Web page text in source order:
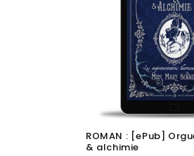
ROMAN : [ePub]
& alchimie